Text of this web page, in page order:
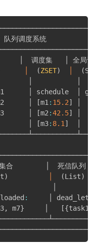
队列调度系统
│  调度集   │ 全局
(ZSET) (
│ schedule  │
│ [m1 : 15.2]
│ [m2 :42.5]
[m3: 8.1 ]
集合        │  死信队
) (List)
:
│
, m7} [{task1